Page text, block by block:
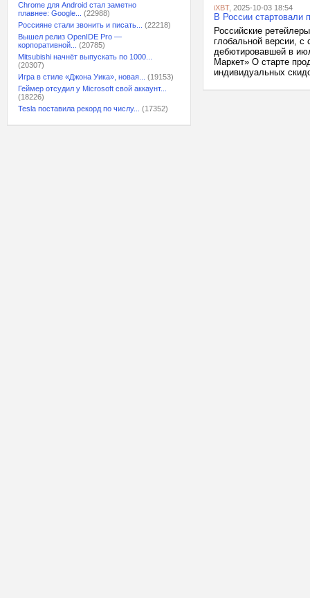
Chrome для Android стал заметно
плавнее: Google...
(22988)
Россияне стали звонить и писать...
(22218)
Вышел релиз OpenIDE Pro —
корпоративной...
(20785)
Mitsubishi начнёт выпускать по 1000...
(20307)
Игра в стиле «Джона Уика», новая...
(19153)
Геймер отсудил у Microsoft свой аккаунт...
(18226)
Tesla поставила рекорд по числу...
(17352)
iXBT, 2025-10-03 18:54
В России стартовали
Российские
глобальной версии, с
дебютировавшей в
Маркет» О старте
индивидуальных